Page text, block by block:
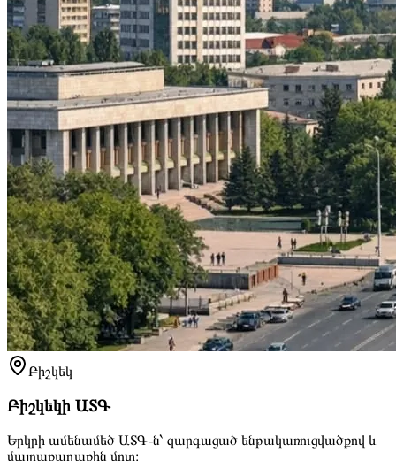
Բիշկեկ
Բիշկեկի ԱՏԳ
Երկրի ամենամեծ ԱՏԳ-ն՝ զարգացած ենթակառուցվածքով և
մայրաքաղաքին մոտ։